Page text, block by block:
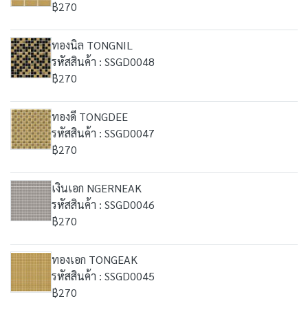
฿270
ทองนิล TONGNIL
รหัสสินค้า : SSGD0048
฿270
ทองดี TONGDEE
รหัสสินค้า : SSGD0047
฿270
เงินเอก NGERNEAK
รหัสสินค้า : SSGD0046
฿270
ทองเอก TONGEAK
รหัสสินค้า : SSGD0045
฿270